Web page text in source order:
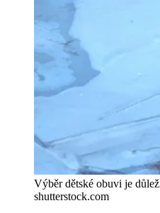
Výběr dětské obuvi je
shutterstock.com